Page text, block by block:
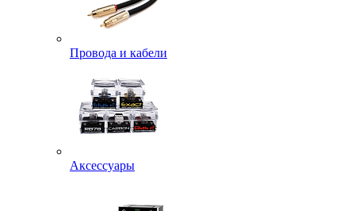
Провода и кабели
Аксессуары